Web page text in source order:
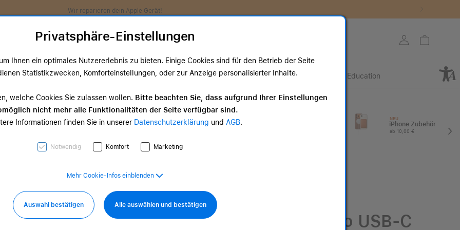
Wir reparieren dein Apple Gerät!
Mein KontoWarenkorb
TV & Home Zubehör Services Angebote Retail Education
Zubehör
Zubehör
NEU
iPhone Zubehör
ab 10,00 €
Beats USB-A to USB-C
Privatsphäre-Einstellungen
Ihnen ein optimales Nutzererlebnis zu bieten. Einige Cookies sind für den Betrieb der Seite
Statistikzwecken, Komforteinstellungen, oder zur Anzeige personalisierter Inhalte.
welche Cookies Sie zulassen wollen. Bitte beachten Sie, dass aufgrund Ihrer Einstellungen
nicht mehr alle Funktionalitäten der Seite verfügbar sind.
Informationen finden Sie in unserer Datenschutzerklärung und AGB.
Notwendig Komfort Marketing
Mehr Cookie-Infos einblenden
Auswahl bestätigen Alle auswählen und bestätigen